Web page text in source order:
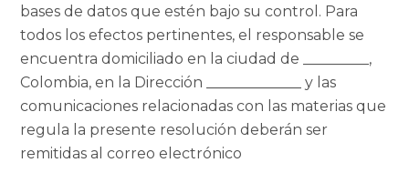
bases de datos que estén bajo su control. Para
todos los efectos pertinentes, el responsable se
encuentra domiciliado en la ciudad de _________,
Colombia, en la Dirección _____________ y las
comunicaciones relacionadas con las materias que
regula la presente resolución deberán ser
remitidas al correo electrónico